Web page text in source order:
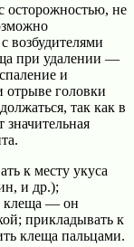
осторожностью, не
возбудителями
при удалении —
и
отрыве головки
так как в
к месту укуса
и др.);
клеща — он
прикладывать к
клеща пальцами.